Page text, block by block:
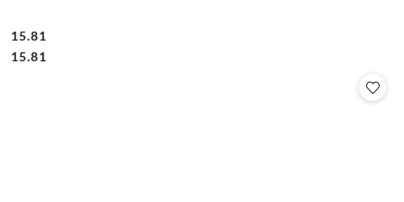
Cena:
15.81
Cena:
15.81